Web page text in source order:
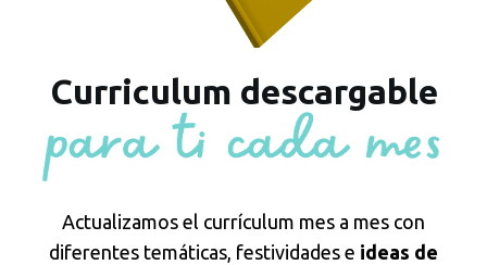
Curriculum descargable
Actualizamos el currículum mes a mes con
diferentes temáticas, festividades e ideas de